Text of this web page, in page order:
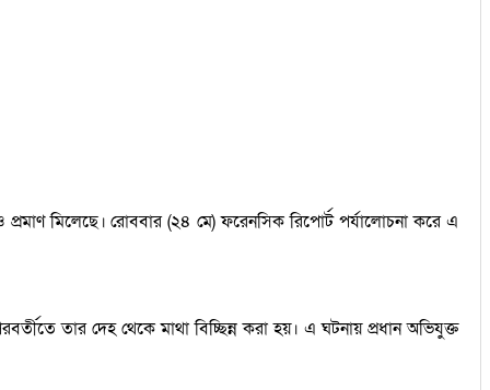
মিলেছে। রোববার (২৪ মে) ফরেনসিক রিপোর্ট পর্যালোচনা করে এ
তার দেহ থেকে মাথা বিচ্ছিন্ন করা হয়। এ ঘটনায় প্রধান অভিযুক্ত